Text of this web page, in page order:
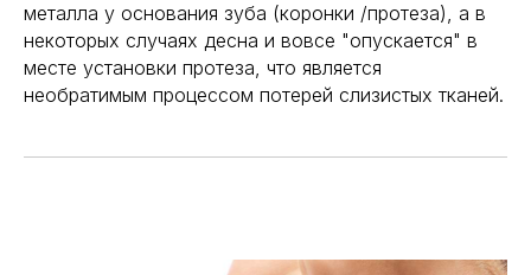
металла у основания зуба (коронки /протеза), а в
некоторых случаях десна и вовсе "опускается" в
месте установки протеза, что является
необратимым процессом потерей слизистых тканей.